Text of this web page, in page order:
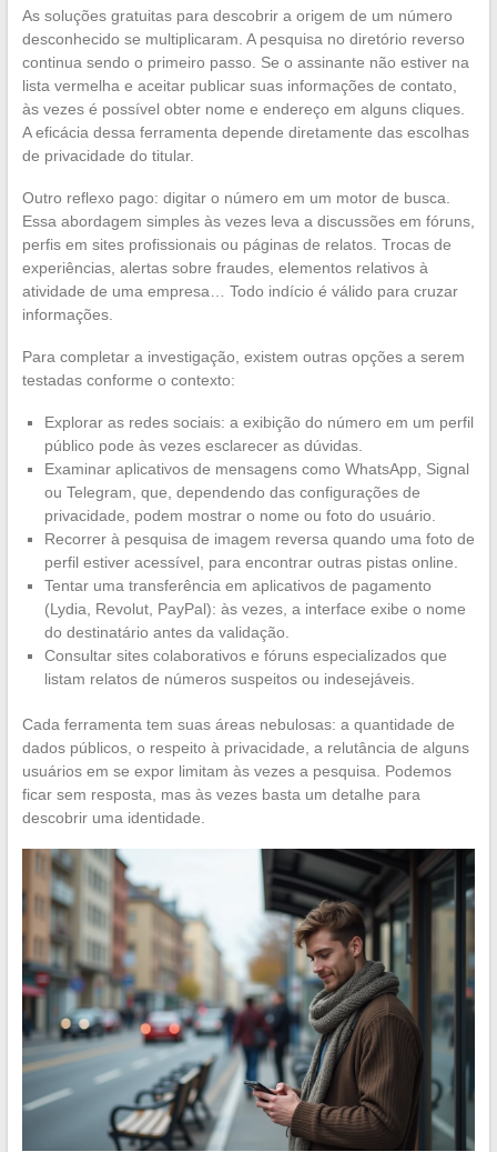
As soluções gratuitas para descobrir a origem de um número
desconhecido se multiplicaram. A pesquisa no diretório reverso
continua sendo o primeiro passo. Se o assinante não estiver na
lista vermelha e aceitar publicar suas informações de contato,
às vezes é possível obter nome e endereço em alguns cliques.
A eficácia dessa ferramenta depende diretamente das escolhas
de privacidade do titular.
Outro reflexo pago: digitar o número em um motor de busca.
Essa abordagem simples às vezes leva a discussões em fóruns,
perfis em sites profissionais ou páginas de relatos. Trocas de
experiências, alertas sobre fraudes, elementos relativos à
atividade de uma empresa… Todo indício é válido para cruzar
informações.
Para completar a investigação, existem outras opções a serem
testadas conforme o contexto:
Explorar as redes sociais: a exibição do número em um perfil
público pode às vezes esclarecer as dúvidas.
Examinar aplicativos de mensagens como WhatsApp, Signal
ou Telegram, que, dependendo das configurações de
privacidade, podem mostrar o nome ou foto do usuário.
Recorrer à pesquisa de imagem reversa quando uma foto de
perfil estiver acessível, para encontrar outras pistas online.
Tentar uma transferência em aplicativos de pagamento
(Lydia, Revolut, PayPal): às vezes, a interface exibe o nome
do destinatário antes da validação.
Consultar sites colaborativos e fóruns especializados que
listam relatos de números suspeitos ou indesejáveis.
Cada ferramenta tem suas áreas nebulosas: a quantidade de
dados públicos, o respeito à privacidade, a relutância de alguns
usuários em se expor limitam às vezes a pesquisa. Podemos
ficar sem resposta, mas às vezes basta um detalhe para
descobrir uma identidade.